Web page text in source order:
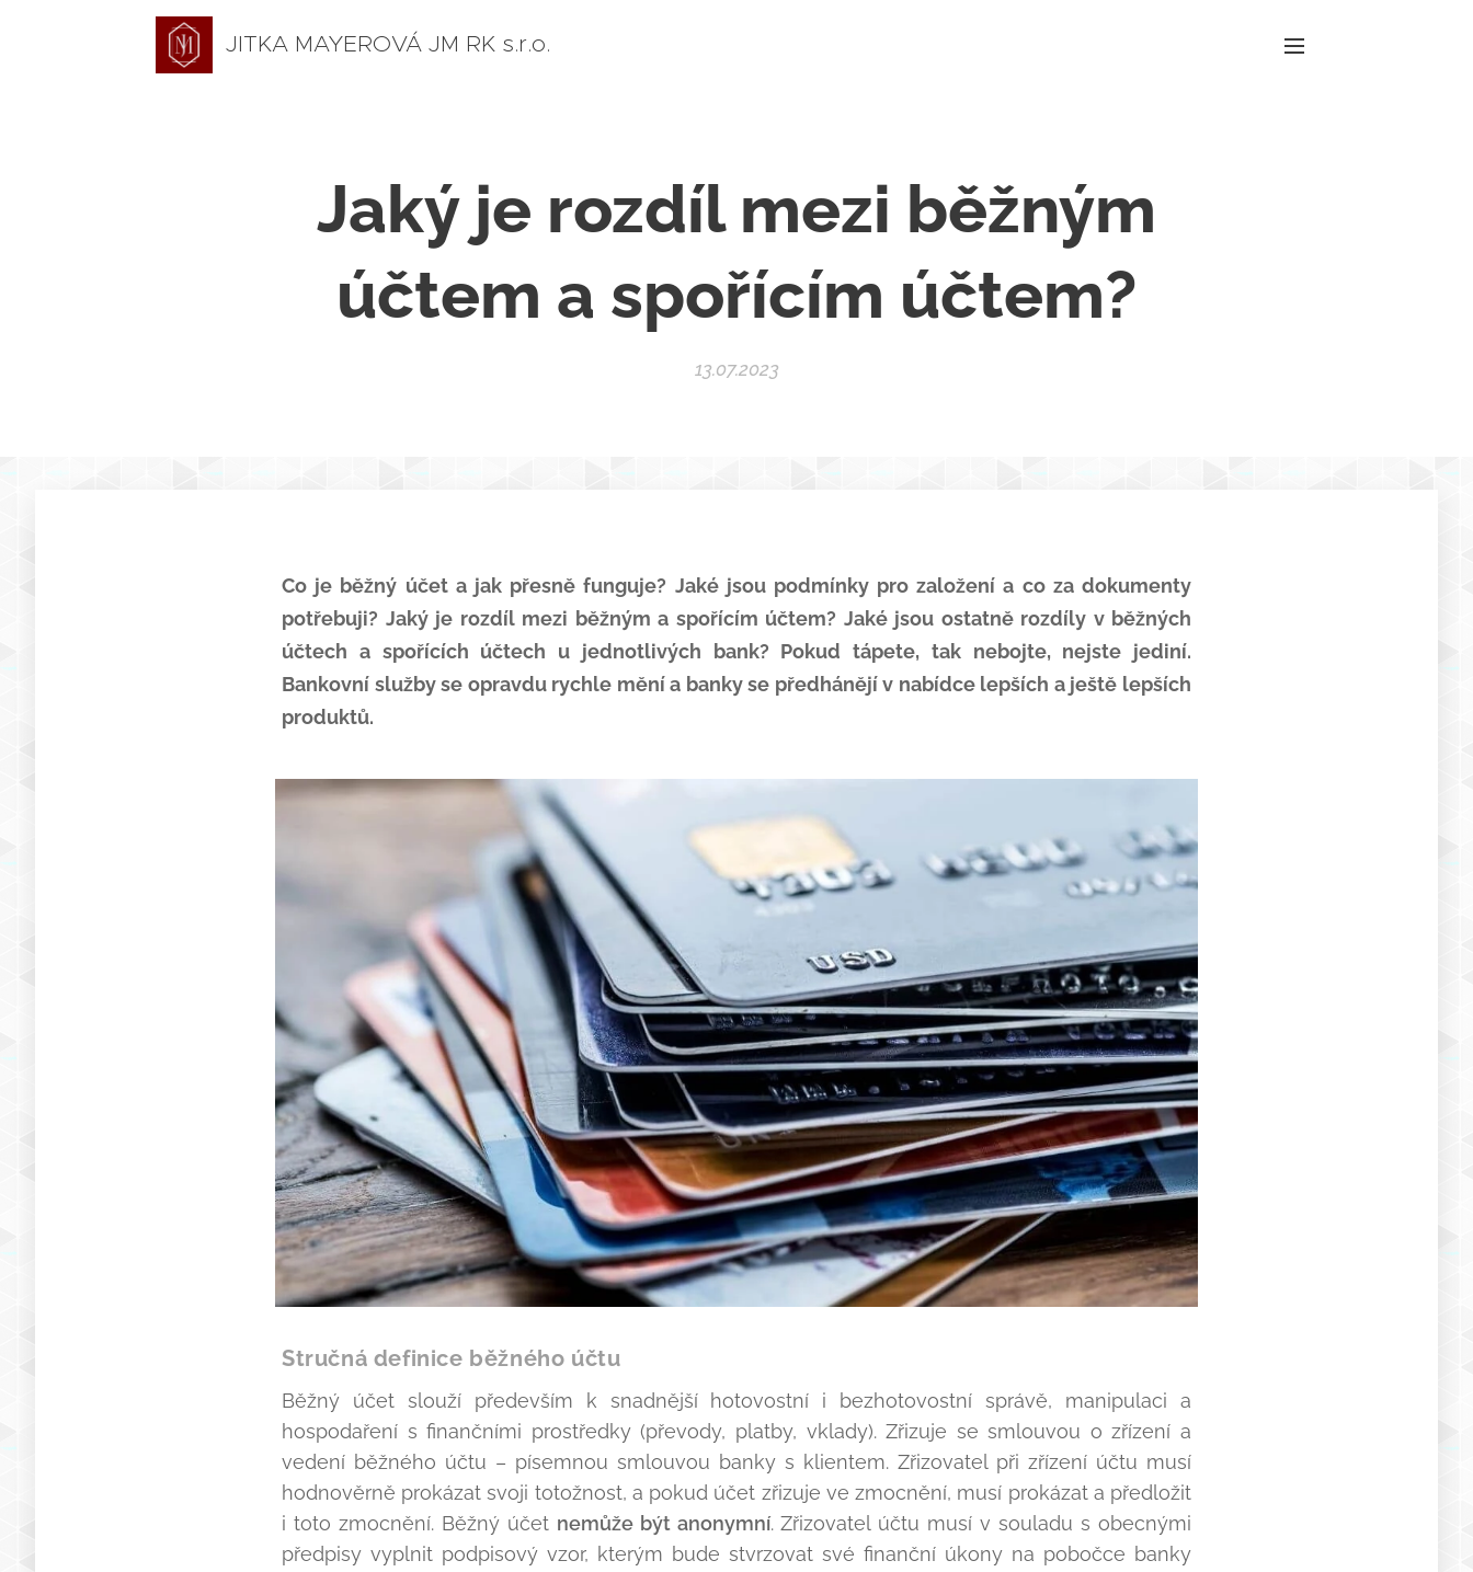
JITKA MAYEROVÁ JM RK s.r.o.
Jaký je rozdíl mezi běžným
účtem a spořícím účtem?
13.07.2023
Co je běžný účet a jak přesně funguje? Jaké jsou podmínky pro založení a co za dokumenty
potřebuji? Jaký je rozdíl mezi běžným a spořícím účtem? Jaké jsou ostatně rozdíly v běžných
účtech a spořících účtech u jednotlivých bank? Pokud tápete, tak nebojte, nejste jediní.
Bankovní služby se opravdu rychle mění a banky se předhánějí v nabídce lepších a ještě lepších
produktů.
Stručná definice běžného účtu
Běžný účet slouží především k snadnější hotovostní i bezhotovostní správě, manipulaci a
hospodaření s finančními prostředky (převody, platby, vklady). Zřizuje se smlouvou o zřízení a
vedení běžného účtu – písemnou smlouvou banky s klientem. Zřizovatel při zřízení účtu musí
hodnověrně prokázat svoji totožnost, a pokud účet zřizuje ve zmocnění, musí prokázat a předložit
i toto zmocnění. Běžný účet nemůže být anonymní. Zřizovatel účtu musí v souladu s obecnými
předpisy vyplnit podpisový vzor, kterým bude stvrzovat své finanční úkony na pobočce banky